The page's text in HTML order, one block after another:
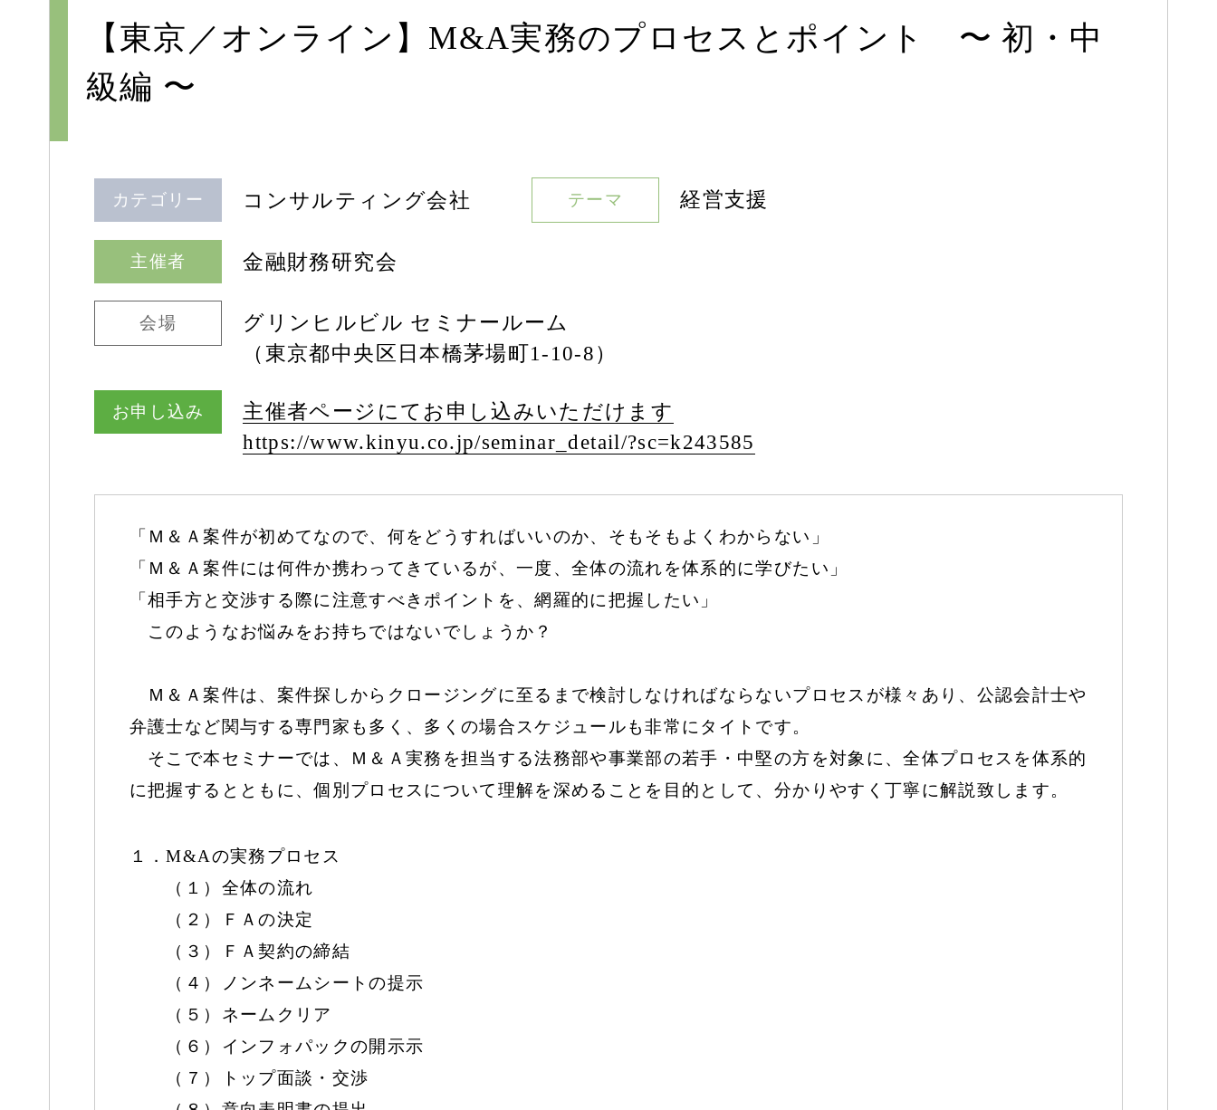
【東京／オンライン】M&A実務のプロセスとポイント 〜 初・中
級編 〜
カテゴリー コンサルティング会社 テーマ 経営支援
主催者 金融財務研究会
会場
グリンヒルビル セミナールーム
（東京都中央区日本橋茅場町1-10-8）
お申し込み
主催者ページにてお申し込みいただけます
https://www.kinyu.co.jp/seminar_detail/?sc=k243585
「Ｍ＆Ａ案件が初めてなので、何をどうすればいいのか、そもそもよくわからない」
「Ｍ＆Ａ案件には何件か携わってきているが、一度、全体の流れを体系的に学びたい」
「相手方と交渉する際に注意すべきポイントを、網羅的に把握したい」
このようなお悩みをお持ちではないでしょうか？
Ｍ＆Ａ案件は、案件探しからクロージングに至るまで検討しなければならないプロセスが様々あり、公認会計士や
弁護士など関与する専門家も多く、多くの場合スケジュールも非常にタイトです。
そこで本セミナーでは、Ｍ＆Ａ実務を担当する法務部や事業部の若手・中堅の方を対象に、全体プロセスを体系的
に把握するとともに、個別プロセスについて理解を深めることを目的として、分かりやすく丁寧に解説致します。
１．M&Aの実務プロセス
（１）全体の流れ
（２）ＦＡの決定
（３）ＦＡ契約の締結
（４）ノンネームシートの提示
（５）ネームクリア
（６）インフォパックの開示示
（７）トップ面談・交渉